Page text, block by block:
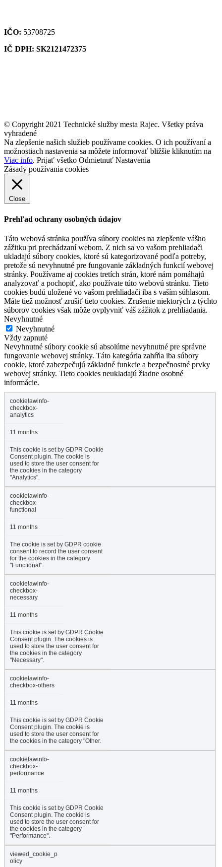
IČO: 53708725
IČ DPH: SK2121472375
© Copyright 2021 Technické služby mesta Rajec. Všetky práva
vyhradené
Na zlepšenie našich služieb používame cookies. O ich používaní a
možnostiach nastavenia sa môžete informovať bližšie kliknutím na
Viac info. Prijať všetko Odmietnuť Nastavenia
Zásady používania cookies
Close
Prehľad ochrany osobných údajov
Táto webová stránka používa súbory cookies na zlepšenie vášho
zážitku pri prechádzaní webom. Z nich sa vo vašom prehliadači
ukladajú súbory cookies, ktoré sú kategorizované podľa potreby,
pretože sú nevyhnutné pre fungovanie základných funkcií webovej
stránky. Používame aj cookies tretích strán, ktoré nám pomáhajú
analyzovať a pochopiť, ako používate túto webovú stránku. Tieto
cookies budú uložené vo vašom prehliadači iba s vaším súhlasom.
Máte tiež možnosť zrušiť tieto cookies. Zrušenie niektorých z týchto
súborov cookies však môže ovplyvniť váš zážitok z prehliadania.
Nevyhnutné
Nevyhnutné
Vždy zapnuté
Nevyhnutné súbory cookie sú absolútne nevyhnutné pre správne
fungovanie webovej stránky. Táto kategória zahŕňa iba súbory
cookie, ktoré zabezpečujú základné funkcie a bezpečnostné prvky
webovej stránky. Tieto cookies neukladajú žiadne osobné
informácie.
cookielawinfo-
checkbox-
analytics
11 months
This cookie is set by GDPR Cookie
Consent plugin. The cookie is
used to store the user consent for
the cookies in the category
"Analytics".
cookielawinfo-
checkbox-
functional
11 months
The cookie is set by GDPR cookie
consent to record the user consent
for the cookies in the category
"Functional".
cookielawinfo-
checkbox-
necessary
11 months
This cookie is set by GDPR Cookie
Consent plugin. The cookies is
used to store the user consent for
the cookies in the category
"Necessary".
cookielawinfo-
checkbox-others
11 months
This cookie is set by GDPR Cookie
Consent plugin. The cookie is
used to store the user consent for
the cookies in the category "Other.
cookielawinfo-
checkbox-
performance
11 months
This cookie is set by GDPR Cookie
Consent plugin. The cookie is
used to store the user consent for
the cookies in the category
"Performance".
viewed_cookie_p
olicy